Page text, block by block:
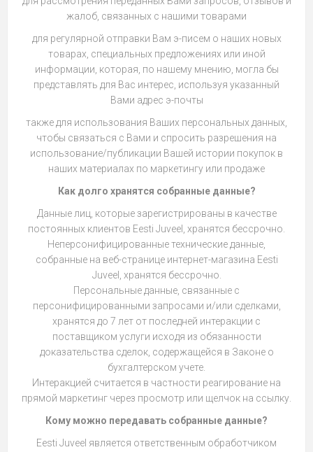
жалоб, связанных с нашими товарами
для регулярной отправки Вам э-писем о наших новых
товарах, специальных предложениях или иной
информации, которая, по нашему мнению, могла бы
представлять для Вас интерес, используя указанный
Вами адрес э-почты
также для использования Ваших персональных данных,
чтобы связаться с Вами и спросить разрешения на
использование/публикации Вашей истории покупок в
наших материалах по маркетингу или продаже
Как долго хранятся собранные данные?
Данные лиц, которые зарегистрированы в качестве
постоянных клиентов Eesti Juveel, хранятся бессрочно.
Неперсонифицированные технические данные,
собранные на веб-странице интернет-магазина Eesti
Juveel, хранятся бессрочно.
Персональные данные, связанные с
персонифицированными запросами и/или сделками,
хранятся до 7 лет от последней интеракции с
поставщиком услуги исходя из обязанности
доказательства сделок, содержащейся в Законе о
бухгалтерском учете.
Интеракцией считается в частности реагирование на
прямой маркетинг через просмотр или щелчок на ссылку.
Кому можно передавать собранные данные?
Eesti Juveel является ответственным обработчиком